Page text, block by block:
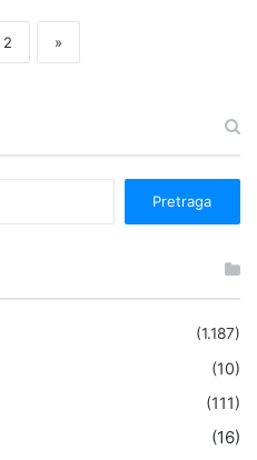
2 »
(1.187)
(10)
(111)
(16)